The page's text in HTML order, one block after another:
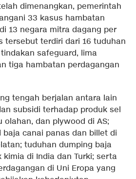
dimenangkan, pemerintah
33 kasus hambatan
13 negara mitra dagang per
tersebut terdiri dari 16 tuduhan
safeguard, lima
tiga hambatan perdagangan
tengah berjalan antara lain
subsidi terhadap produk sel
olahan, dan plywood di AS;
canai panas dan billet di
tuduhan dumping baja
di India dan Turki; serta
di Uni Eropa yang